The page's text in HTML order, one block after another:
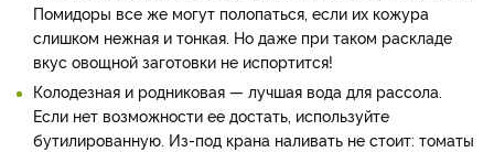
Помидоры все же могут полопаться, если их кожура
слишком нежная и тонкая. Но даже при таком раскладе
вкус овощной заготовки не испортится!
Колодезная и родниковая — лучшая вода для рассола.
Если нет возможности ее достать, используйте
бутилированную. Из-под крана наливать не стоит: томаты